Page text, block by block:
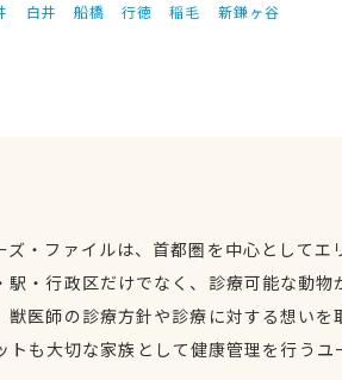
白井 船橋 行徳 稲毛 新鎌ヶ谷
ズ・ファイルは、首都圏を中心として
駅・行政区だけでなく、診療可能な動
獣医師の診療方針や診療に対する想い
トも大切な家族として健康管理を行う